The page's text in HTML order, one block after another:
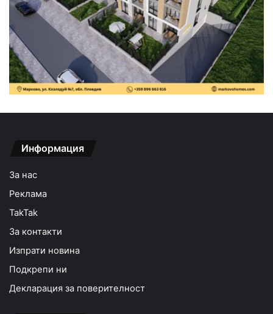
Информация
За нас
Реклама
TakTak
За контакти
Изпрати новина
Подкрепи ни
Декларация за поверителност